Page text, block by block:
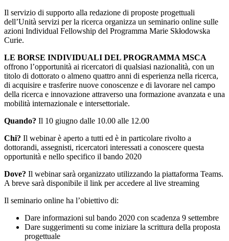
Il servizio di supporto alla redazione di proposte progettuali
dell’Unità servizi per la ricerca organizza un seminario online sulle
azioni Individual Fellowship del Programma Marie Skłodowska
Curie.
LE BORSE INDIVIDUALI DEL PROGRAMMA MSCA
offrono l’opportunità ai ricercatori di qualsiasi nazionalità, con un
titolo di dottorato o almeno quattro anni di esperienza nella ricerca,
di acquisire e trasferire nuove conoscenze e di lavorare nel campo
della ricerca e innovazione attraverso una formazione avanzata e una
mobilità internazionale e intersettoriale.
Quando? Il 10 giugno dalle 10.00 alle 12.00
Chi? Il webinar è aperto a tutti ed è in particolare rivolto a
dottorandi, assegnisti, ricercatori interessati a conoscere questa
opportunità e nello specifico il bando 2020
Dove? Il webinar sarà organizzato utilizzando la piattaforma Teams.
A breve sarà disponibile il link per accedere al live streaming
Il seminario online ha l’obiettivo di:
Dare informazioni sul bando 2020 con scadenza 9 settembre
Dare suggerimenti su come iniziare la scrittura della proposta
progettuale